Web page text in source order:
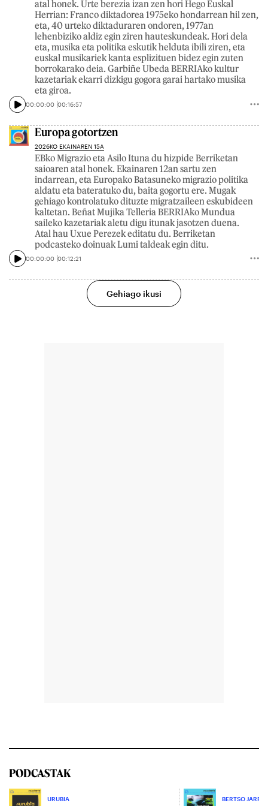
atal honek. Urte berezia izan zen hori Hego Euskal
Herrian: Franco diktadorea 1975eko hondarrean hil zen,
eta, 40 urteko diktaduraren ondoren, 1977an
lehenbiziko aldiz egin ziren hauteskundeak. Hori dela
eta, musika eta politika eskutik helduta ibili ziren, eta
euskal musikariek kanta esplizituen bidez egin zuten
borrokarako deia. Garbiñe Ubeda BERRIAko kultur
kazetariak ekarri dizkigu gogora garai hartako musika
eta giroa.
00:00:00 00:16:57
Europa gotortzen
2026KO EKAINAREN 15A
EBko Migrazio eta Asilo Ituna du hizpide Berriketan
saioaren atal honek. Ekainaren 12an sartu zen
indarrean, eta Europako Batasuneko migrazio politika
aldatu eta bateratuko du, baita gogortu ere. Mugak
gehiago kontrolatuko dituzte migratzaileen eskubideen
kaltetan. Beñat Mujika Telleria BERRIAko Mundua
saileko kazetariak aletu digu itunak jasotzen duena.
Atal hau Uxue Perezek editatu du. Berriketan
podcasteko doinuak Lumi taldeak egin ditu.
00:00:00 00:12:21
Gehiago ikusi
PODCASTAK
URUBIA BERTSO